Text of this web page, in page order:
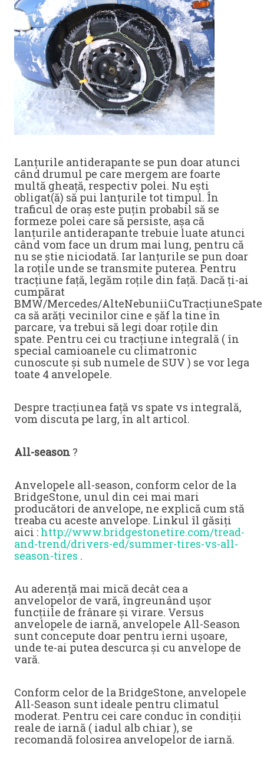
Lanțurile antiderapante se pun doar atunci
când drumul pe care mergem are foarte
multă gheață, respectiv polei. Nu ești
obligat(ă) să pui lanțurile tot timpul. În
traficul de oraș este puțin probabil să se
formeze polei care să persiste, așa că
lanțurile antiderapante trebuie luate atunci
când vom face un drum mai lung, pentru că
nu se știe niciodată. Iar lanțurile se pun doar
la roțile unde se transmite puterea. Pentru
tracțiune față, legăm roțile din față. Dacă ți-ai
cumpărat
BMW/Mercedes/AlteNebuniiCuTracțiuneSpate
ca să arăți vecinilor cine e șăf la tine în
parcare, va trebui să legi doar roțile din
spate. Pentru cei cu tracțiune integrală ( în
special camioanele cu climatronic
cunoscute și sub numele de SUV ) se vor lega
toate 4 anvelopele.
Despre tracțiunea față vs spate vs integrală,
vom discuta pe larg, în alt articol.
All-season ?
Anvelopele all-season, conform celor de la
BridgeStone, unul din cei mai mari
producători de anvelope, ne explică cum stă
treaba cu aceste anvelope. Linkul îl găsiți
aici : http://www.bridgestonetire.com/tread-
and-trend/drivers-ed/summer-tires-vs-all-
season-tires .
Au aderență mai mică decât cea a
anvelopelor de vară, îngreunând ușor
funcțiile de frânare și virare. Versus
anvelopele de iarnă, anvelopele All-Season
sunt concepute doar pentru ierni ușoare,
unde te-ai putea descurca și cu anvelope de
vară.
Conform celor de la BridgeStone, anvelopele
All-Season sunt ideale pentru climatul
moderat. Pentru cei care conduc în condiții
reale de iarnă ( iadul alb chiar ), se
recomandă folosirea anvelopelor de iarnă.